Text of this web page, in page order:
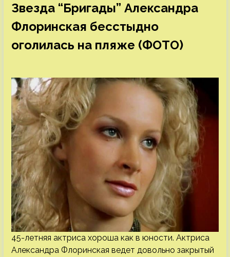
Звезда “Бригады” Александра
Флоринская бесстыдно
оголилась на пляже (ФОТО)
45-летняя актриса хороша как в юности. Актриса
Александра Флоринская ведет довольно закрытый